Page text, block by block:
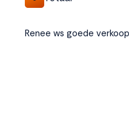
Renee ws goede